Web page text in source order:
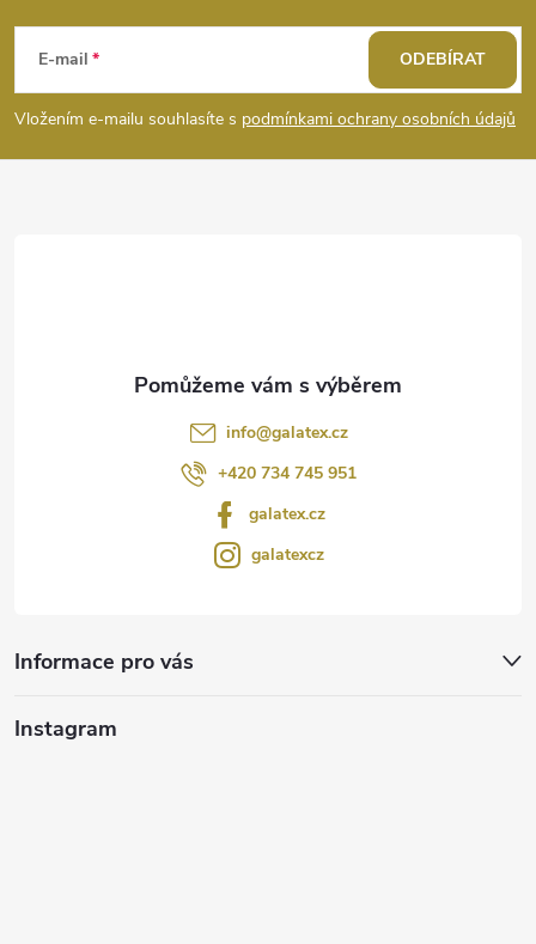
p
a
E-mail
Vložením e-mailu souhlasíte s podmínkami ochrany osobních údajů
ODEBÍRAT
info@galatex.cz
+420 734 745 951
galatex.cz
galatexcz
Informace pro vás
Instagram